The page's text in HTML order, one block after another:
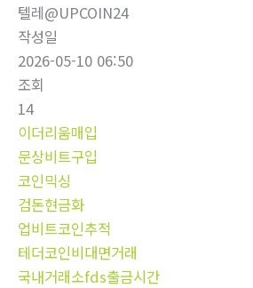
텔레@UPCOIN24
작성일
2026-05-10 06:50
조회
14
이더리움매입
문상비트구입
코인믹싱
검돈현금화
업비트코인추적
테더코인비대면거래
국내거래소fds출금시간